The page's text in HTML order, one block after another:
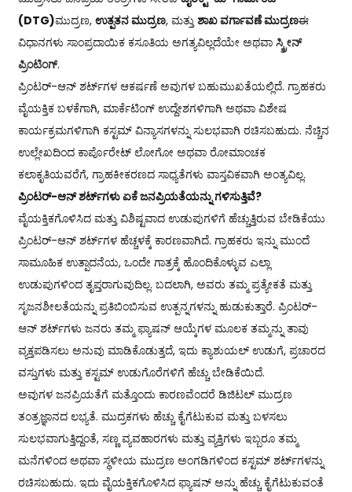
(DTG)ಮುದ್ರಣ, ಉತ್ಪತನ ಮುದ್ರಣ, ಮತ್ತು ಶಾಖ ವರ್ಗಾವಣೆ ಮುದ್ರಣಈ
ವಿಧಾನಗಳು ಸಾಂಪ್ರದಾಯಿಕ ಕಸೂತಿಯ ಅಗತ್ಯವಿಲ್ಲದೆಯೇ ಅಥವಾ ಸ್ಕ್ರೀನ್
ಪ್ರಿಂಟಿಂಗ್.
ಪ್ರಿಂಟರ್-ಆನ್ ಶರ್ಟ್‌ಗಳ ಆಕರ್ಷಣೆ ಅವುಗಳ ಬಹುಮುಖತೆಯಲ್ಲಿದೆ. ಗ್ರಾಹಕರು
ವೈಯಕ್ತಿಕ ಬಳಕೆಗಾಗಿ, ಮಾರ್ಕೆಟಿಂಗ್ ಉದ್ದೇಶಗಳಿಗಾಗಿ ಅಥವಾ ವಿಶೇಷ
ಕಾರ್ಯಕ್ರಮಗಳಿಗಾಗಿ ಕಸ್ಟಮ್ ವಿನ್ಯಾಸಗಳನ್ನು ಸುಲಭವಾಗಿ ರಚಿಸಬಹುದು. ನೆಚ್ಚಿನ
ಉಲ್ಲೇಖದಿಂದ ಕಾರ್ಪೊರೇಟ್ ಲೋಗೋ ಅಥವಾ ರೋಮಾಂಚಕ
ಕಲಾಕೃತಿಯವರೆಗೆ, ಗ್ರಾಹಕೀಕರಣದ ಸಾಧ್ಯತೆಗಳು ವಾಸ್ತವಿಕವಾಗಿ ಅಂತ್ಯವಿಲ್ಲ.
ಪ್ರಿಂಟರ್-ಆನ್ ಶರ್ಟ್‌ಗಳು ಏಕೆ ಜನಪ್ರಿಯತೆಯನ್ನು ಗಳಿಸುತ್ತಿವೆ?
ವೈಯಕ್ತಿಕಗೊಳಿಸಿದ ಮತ್ತು ವಿಶಿಷ್ಟವಾದ ಉಡುಪುಗಳಿಗೆ ಹೆಚ್ಚುತ್ತಿರುವ ಬೇಡಿಕೆಯು
ಪ್ರಿಂಟರ್-ಆನ್ ಶರ್ಟ್‌ಗಳ ಹೆಚ್ಚಳಕ್ಕೆ ಕಾರಣವಾಗಿದೆ. ಗ್ರಾಹಕರು ಇನ್ನು ಮುಂದೆ
ಸಾಮೂಹಿಕ ಉತ್ಪಾದನೆಯ, ಒಂದೇ ಗಾತ್ರಕ್ಕೆ ಹೊಂದಿಕೊಳ್ಳುವ ಎಲ್ಲಾ
ಉಡುಪುಗಳಿಂದ ತೃಪ್ತರಾಗುವುದಿಲ್ಲ. ಬದಲಾಗಿ, ಅವರು ತಮ್ಮ ಪ್ರತ್ಯೇಕತೆ ಮತ್ತು
ಸೃಜನಶೀಲತೆಯನ್ನು ಪ್ರತಿಬಿಂಬಿಸುವ ಉತ್ಪನ್ನಗಳನ್ನು ಹುಡುಕುತ್ತಾರೆ. ಪ್ರಿಂಟರ್-
ಆನ್ ಶರ್ಟ್‌ಗಳು ಜನರು ತಮ್ಮ ಫ್ಯಾಷನ್ ಆಯ್ಕೆಗಳ ಮೂಲಕ ತಮ್ಮನ್ನು ತಾವು
ವ್ಯಕ್ತಪಡಿಸಲು ಅನುವು ಮಾಡಿಕೊಡುತ್ತದೆ, ಇದು ಕ್ಯಾಶುಯಲ್ ಉಡುಗೆ, ಪ್ರಚಾರದ
ವಸ್ತುಗಳು ಮತ್ತು ಕಸ್ಟಮ್ ಉಡುಗೊರೆಗಳಿಗೆ ಹೆಚ್ಚು ಬೇಡಿಕೆಯಿದೆ.
ಅವುಗಳ ಜನಪ್ರಿಯತೆಗೆ ಮತ್ತೊಂದು ಕಾರಣವೆಂದರೆ ಡಿಜಿಟಲ್ ಮುದ್ರಣ
ತಂತ್ರಜ್ಞಾನದ ಲಭ್ಯತೆ. ಮುದ್ರಕಗಳು ಹೆಚ್ಚು ಕೈಗೆಟುಕುವ ಮತ್ತು ಬಳಸಲು
ಸುಲಭವಾಗುತ್ತಿದ್ದಂತೆ, ಸಣ್ಣ ವ್ಯವಹಾರಗಳು ಮತ್ತು ವ್ಯಕ್ತಿಗಳು ಇಬ್ಬರೂ ತಮ್ಮ
ಮನೆಗಳಿಂದ ಅಥವಾ ಸ್ಥಳೀಯ ಮುದ್ರಣ ಅಂಗಡಿಗಳಿಂದ ಕಸ್ಟಮ್ ಶರ್ಟ್‌ಗಳನ್ನು
ರಚಿಸಬಹುದು. ಇದು ವೈಯಕ್ತಿಕಗೊಳಿಸಿದ ಫ್ಯಾಷನ್ ಅನ್ನು ಹೆಚ್ಚು ಕೈಗೆಟುಕುವಂತೆ